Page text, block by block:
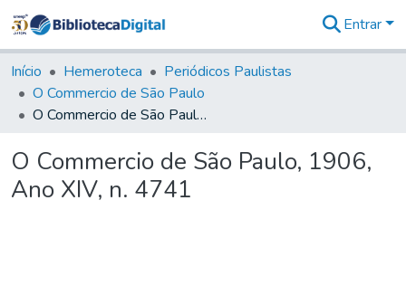
&
Coleções
Tudo na
Biblioteca
Estatísticas
Entrar
Início Hemeroteca
Periódicos Paulistas
O Commercio de São Paulo
O Commercio de São Paulo, 1906, Ano XIV, n. 4741
O Commercio de São Paulo, 1906,
Ano XIV, n. 4741